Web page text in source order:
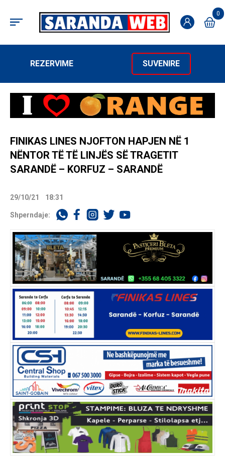
0
REZERVIME SUVENIRE
FINIKAS LINES NJOFTON HAPJEN NË 1
NËNTOR TË TË LINJËS SË TRAGETIT
SARANDË – KORFUZ – SARANDË
29/10/21 18:31
Shperndaje: